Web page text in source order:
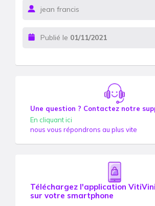
jean francis
Publié le 01/11/2021
Une question ? Contactez notre
En cliquant ici
nous vous répondrons au plus vite
Téléchargez l'application
sur votre smartphone